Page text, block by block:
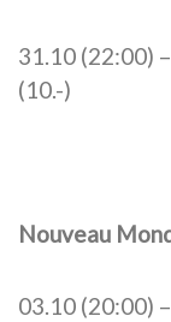
31.10 (22:00)
(10.-)
Nouveau
03.10 (20:00)